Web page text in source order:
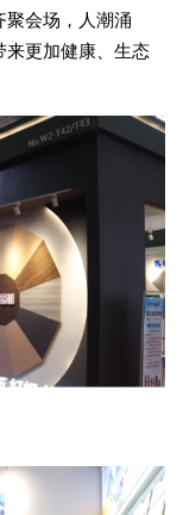
聚会场，人潮涌
来更加健康、生态